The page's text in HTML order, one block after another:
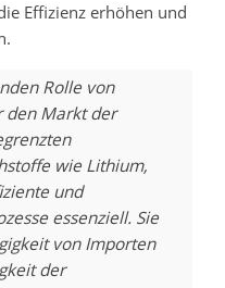
Effizienz erhöhen und
Rolle von
den Markt der
wie Lithium,
und
essenziell. Sie
von Importen
der